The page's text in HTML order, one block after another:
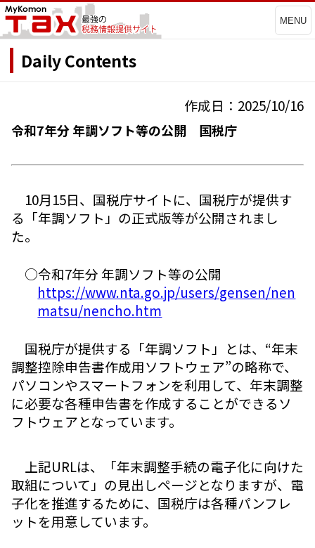
MENU
Daily Contents
作成日：2025/10/16
令和7年分 年調ソフト等の公開 国税庁
10月15日、国税庁サイトに、国税庁が提供す
る「年調ソフト」の正式版等が公開されまし
た。
○令和7年分 年調ソフト等の公開
https://www.nta.go.jp/users/gensen/nen
matsu/nencho.htm
国税庁が提供する「年調ソフト」とは、“年末
調整控除申告書作成用ソフトウェア”の略称で、
パソコンやスマートフォンを利用して、年末調整
に必要な各種申告書を作成することができるソ
フトウェアとなっています。
上記URLは、「年末調整手続の電子化に向けた
取組について」の見出しページとなりますが、電
子化を推進するために、国税庁は各種パンフレ
ットを用意しています。